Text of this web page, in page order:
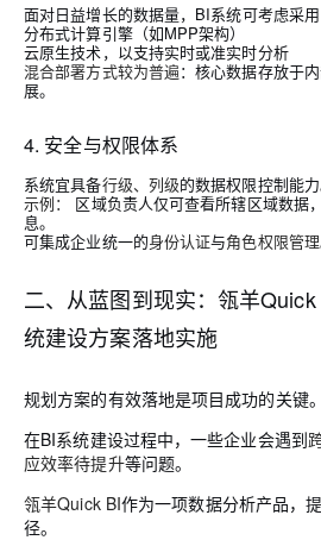
面对日益增长的数据量，BI系统可考虑采用
分布式计算引擎（如MPP架构）
云原生技术，以支持实时或准实时分析
混合部署方式较为普遍：核心数据存放于
展。
4. 安全与权限体系
系统宜具备行级、列级的数据权限控制能力
示例：
区域负责人仅可查看所辖区域数据
息。
可集成企业统一的身份认证与角色权限管理
二、从蓝图到现实：瓴羊
统建设方案落地实施
规划方案的有效落地是项目成功的关键。
在BI系统建设过程中，一些企业会遇到
应效率待提升等问题。
瓴羊Quick BI作为一项数据分析产品，
径。